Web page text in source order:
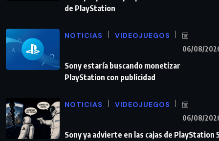
de PlayStation
NOTICIAS VIDEOJUEGOS
06/08/
Sony estaría buscando monetizar
PlayStation con publicidad
NOTICIAS VIDEOJUEGOS
06/08/
Sony ya advierte en las cajas de PlayStation